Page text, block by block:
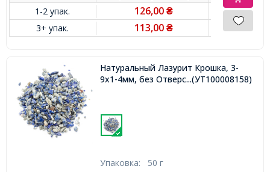
1-2 упак.
126,00 ₴
3+ упак. 113,00 ₴
Натуральный Лазурит Крошка, 3-
9x1-4мм, без Отверстия,...(УТ100008158)
Упаковка: 50 г